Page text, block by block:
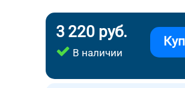
3 220 руб.
В наличии